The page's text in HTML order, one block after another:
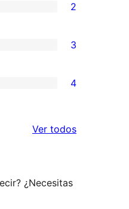
2
3
4
Ver todoslos
¿Necesitas